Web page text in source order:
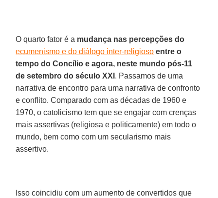
O quarto fator é a mudança nas percepções do
ecumenismo e do diálogo inter-religioso entre o
tempo do Concílio e agora, neste mundo pós-11
de setembro do século XXI . Passamos de uma
narrativa de encontro para uma narrativa de confronto
e conflito. Comparado com as décadas de 1960 e
1970, o catolicismo tem que se engajar com crenças
mais assertivas (religiosa e politicamente) em todo o
mundo, bem como com um secularismo mais
assertivo.
Isso coincidiu com um aumento de convertidos que